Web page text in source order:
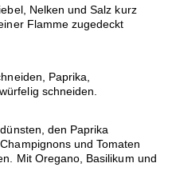
Nelken und Salz kurz
Flamme zugedeckt
Paprika,
schneiden.
den Paprika
und Tomaten
Mit Oregano, Basilikum und